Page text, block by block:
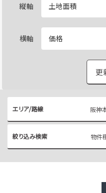
縦軸
横軸
更
エリア/路線 阪神
絞り込み検索 物件